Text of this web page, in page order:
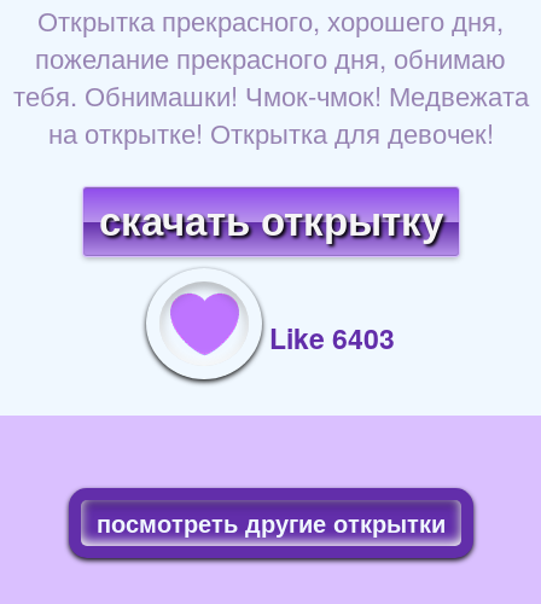
Открытка прекрасного, хорошего дня,
пожелание прекрасного дня, обнимаю
тебя. Обнимашки! Чмок-чмок! Медвежата
на открытке! Открытка для девочек!
скачать открытку
Like 6403
посмотреть другие открытки